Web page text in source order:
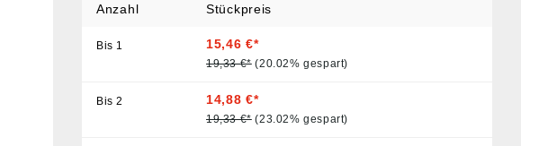
Anzahl Stückpreis
Bis 1 15,46 €*
19,33 €* (20.02% gespart)
Bis2 14,88 €*
19,33 €* (23.02% gespart)